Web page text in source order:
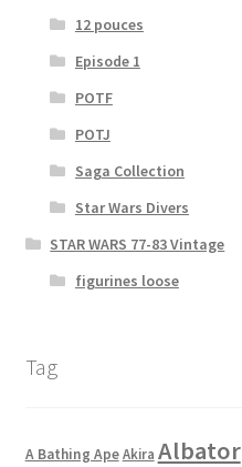
12 pouces
Episode 1
POTF
POTJ
Saga Collection
Star Wars Divers
STAR WARS 77-83 Vintage
figurines loose
Tag
A Bathing Ape Akira Albator